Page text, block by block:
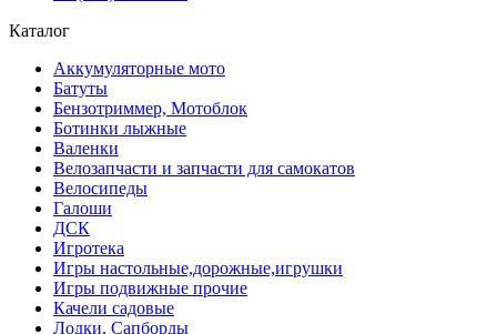
Каталог
Аккумуляторные мото
Батуты
Бензотриммер, Мотоблок
Ботинки лыжные
Валенки
Велозапчасти и запчасти для самокатов
Велосипеды
Галоши
ДСК
Игротека
Игры настольные,дорожные,игрушки
Игры подвижные прочие
Качели садовые
Лодки, Сапборды